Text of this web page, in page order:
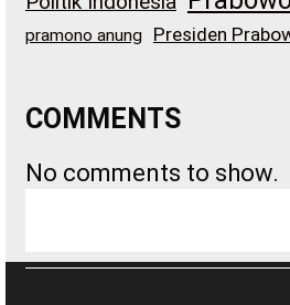
pramono anung Presiden
COMMENTS
No comments to show.
a